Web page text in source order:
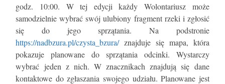
godz. 10:00. W tej edycji każdy Wolontariusz może
samodzielnie wybrać swój ulubiony fragment rzeki i zgłosić
się do jego sprzątania. Na podstronie
https://nadbzura.pl/czysta_bzura/znajduje się mapa, która
pokazuje planowane do sprzątania odcinki. Wystarczy
wybrać jeden z nich. W znacznikach znajdują się dane
kontaktowe do zgłaszania swojego udziału. Planowane jest